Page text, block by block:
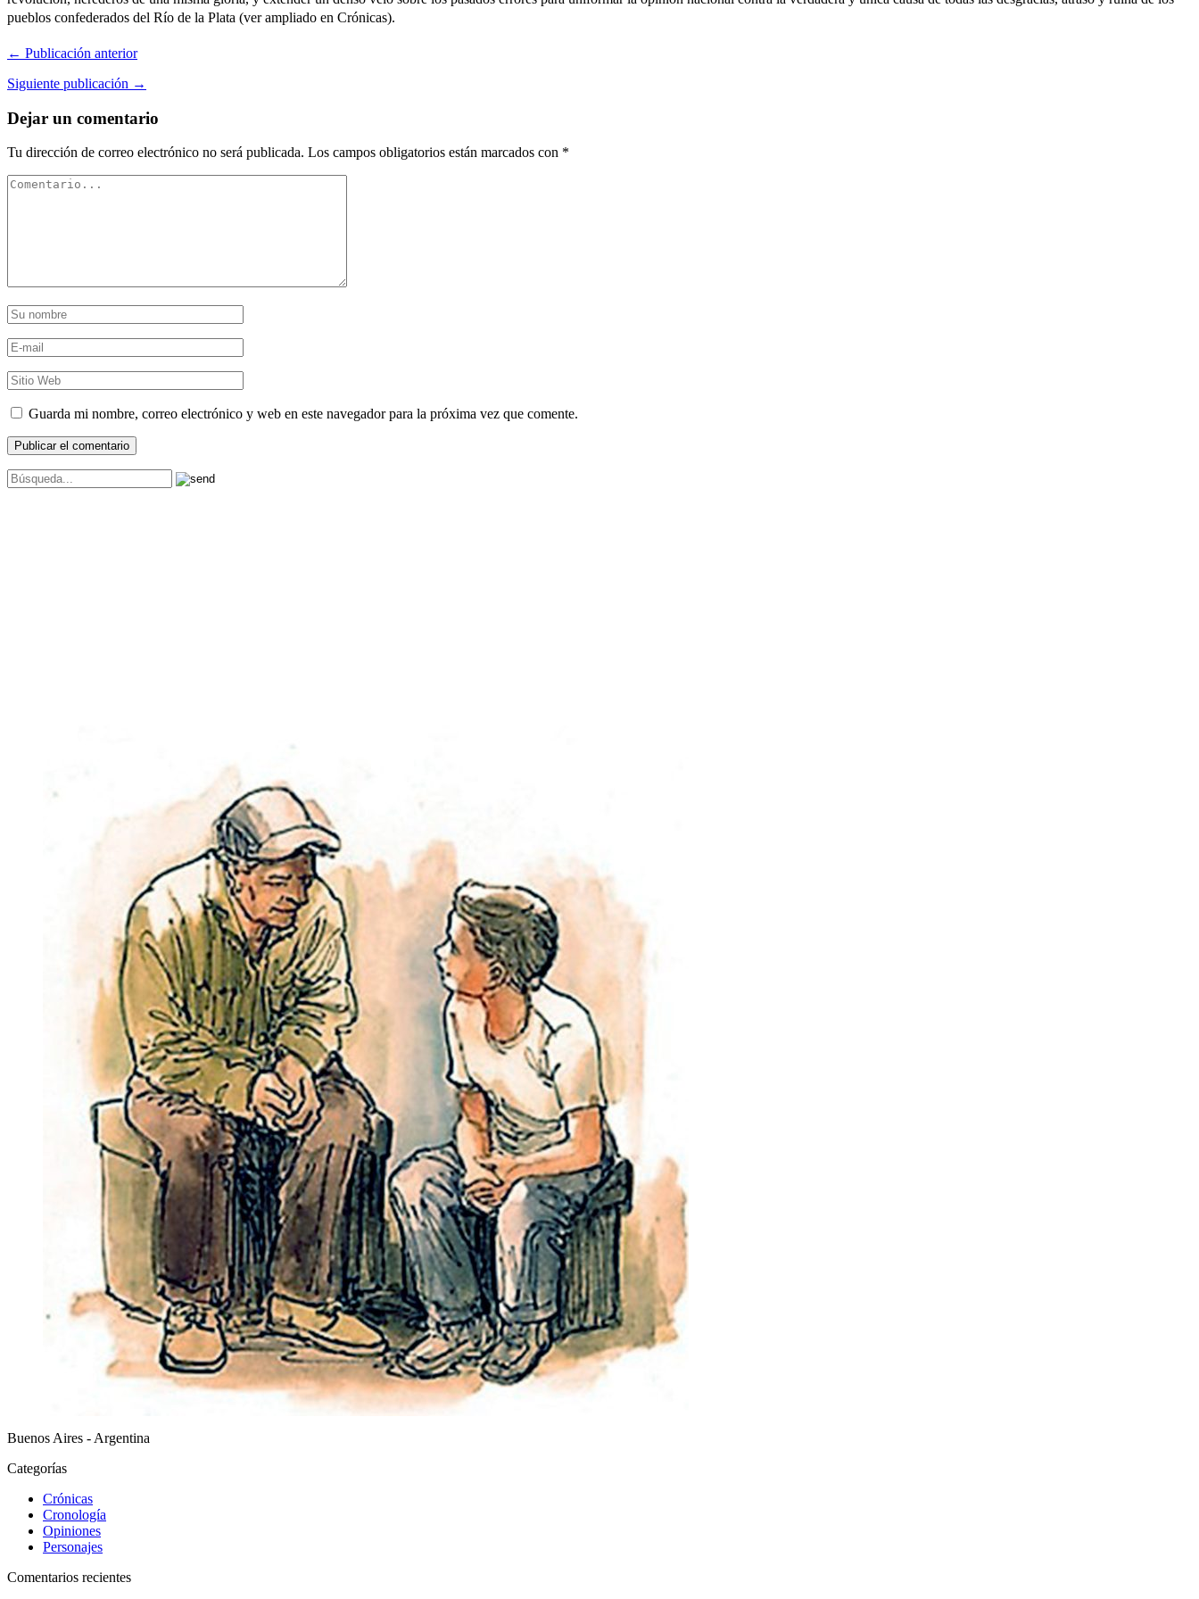
pueblos confederados del Río de la Plata (ver ampliado en Crónicas).
← Publicación anterior
Siguiente publicación →
Dejar un comentario
Tu dirección de correo electrónico no será publicada. Los campos obligatorios están marcados con *
Guarda mi nombre, correo electrónico y web en este navegador para la próxima vez que comente.
Buenos Aires - Argentina
Categorías
Crónicas
Cronología
Opiniones
Personajes
Comentarios recientes